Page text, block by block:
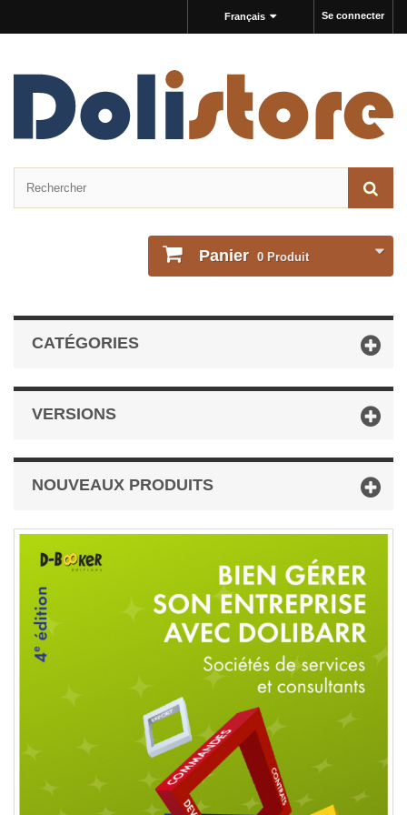
Se connecter
Français
Panier 0 Produit
CATÉGORIES
VERSIONS
NOUVEAUX PRODUITS